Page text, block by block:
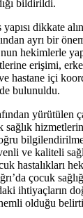
bildirildi.
dikkate
ayrı bir önem
hekimlerle
erişimi,
hastane içi
bulunuldu.
yürütülen
sağlık
ve kaliteli
hastalıkları
çocuk
ihtiyaçların
olduğu